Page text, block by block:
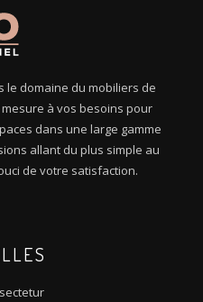
domaine du mobiliers de
à vos besoins pour
dans une large gamme
allant du plus simple au
de votre satisfaction.